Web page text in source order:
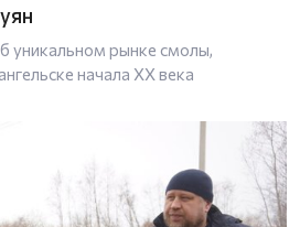
уникальном рынке смолы,
начала XX века